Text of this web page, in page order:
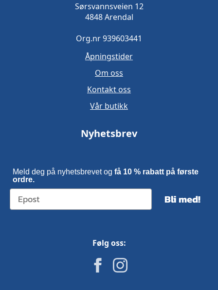
Sørsvannsveien 12
4848 Arendal
Org.nr 939603441
Åpningstider
Om oss
Kontakt oss
Vår butikk
Nyhetsbrev
Meld deg på nyhetsbrevet og få 10 % rabatt på første
ordre.
Bli med!
Følg oss: